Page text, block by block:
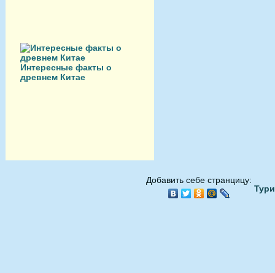
Интересные факты о
древнем Китае
Добавить себе странцицу: